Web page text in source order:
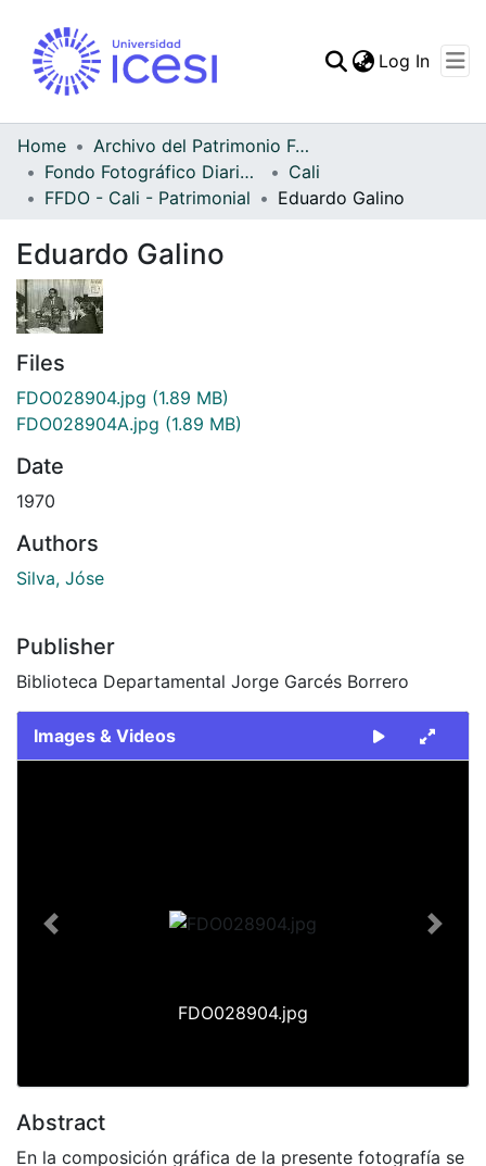
Statistics
Log In
Home
Archivo del Patrimonio Fotográfico y Fílmico del Valle del Cauca
Fondo Fotográfico Diario Occidente
Cali
FFDO - Cali - Patrimonial
Eduardo Galino
Eduardo Galino
Files
FDO028904.jpg (1.89 MB)
FDO028904A.jpg (1.89 MB)
Date
1970
Authors
Silva, Jóse
Publisher
Biblioteca Departamental Jorge Garcés Borrero
Images & Videos
FDO028904.jpg
Previous Next
Abstract
En la composición gráfica de la presente fotografía se